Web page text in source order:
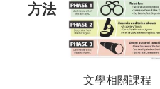
方法
文學相關課程